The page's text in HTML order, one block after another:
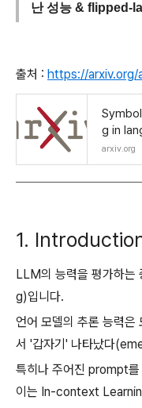
난 성능 & flipped-
출처 : https://
g in
arxiv.org
1.
LLM의 능력을 평가하는
g)입니다.
언어 모델의 추론 능력은
서 '갑자기' 나타났다
특히나 주어진 prompt를
이는 In-context